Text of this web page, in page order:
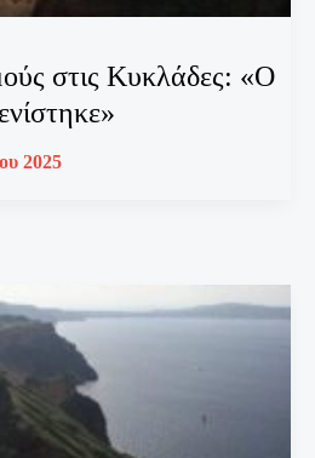
στις Κυκλάδες: «Ο
2025